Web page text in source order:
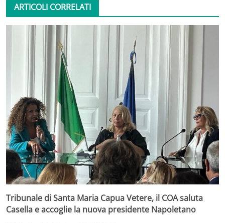
ARTICOLI CORRELATI
Tribunale di Santa Maria Capua Vetere, il COA saluta
Casella e accoglie la nuova presidente Napoletano